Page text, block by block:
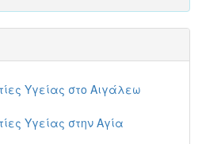
Υγείας στο Αιγάλεω
Υγείας στην Αγία